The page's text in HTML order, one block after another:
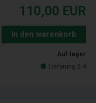
110,00 EUR
In den warenkorb
Auf lager
Lieferung 2-4